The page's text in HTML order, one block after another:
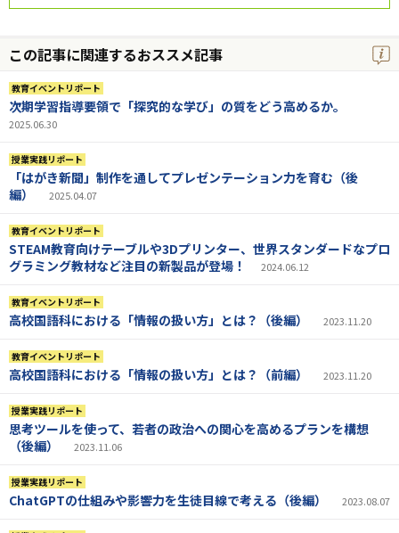
この記事に関連するおススメ記事
教育イベントリポート
次期学習指導要領で「探究的な学び」の質をどう高めるか。
2025.06.30
授業実践リポート
「はがき新聞」制作を通してプレゼンテーション力を育む（後
編）
2025.04.07
教育イベントリポート
STEAM教育向けテーブルや3Dプリンター、世界スタンダードなプロ
グラミング教材など注目の新製品が登場！
2024.06.12
教育イベントリポート
高校国語科における「情報の扱い方」とは？（後編） 2023.11.20
教育イベントリポート
高校国語科における「情報の扱い方」とは？（前編） 2023.11.20
授業実践リポート
思考ツールを使って、若者の政治への関心を高めるプランを構想
（後編）
2023.11.06
授業実践リポート
ChatGPTの仕組みや影響力を生徒目線で考える（後編） 2023.08.07